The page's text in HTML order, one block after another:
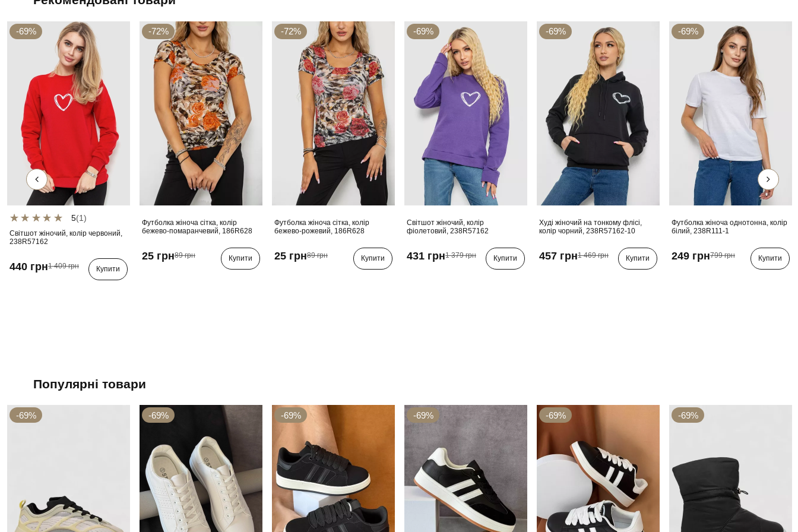
-69%
5(1)
Світшот жіночий, колір червоний,
238R57162
440 грн1 409 грн Купити
-72%
Футболка жіноча сітка, колір
бежево-помаранчевий, 186R628
25 грн89 грн Купити
-72%
Футболка жіноча сітка, колір
бежево-рожевий, 186R628
25 грн89 грн Купити
-69%
Світшот жіночий, колір
фіолетовий, 238R57162
431 грн1 379 грн Купити
-69%
Худі жіночий на тонкому флісі,
колір чорний, 238R57162-10
457 грн1 469 грн Купити
-69%
Футболка жіноча однотонна, колір
білий, 238R111-1
249 грн799 грн Купити
Популярні товари
-69% -69% -69% -69% -69% -69%